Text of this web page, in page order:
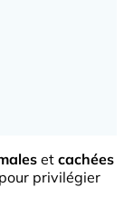
et cachées
privilégier